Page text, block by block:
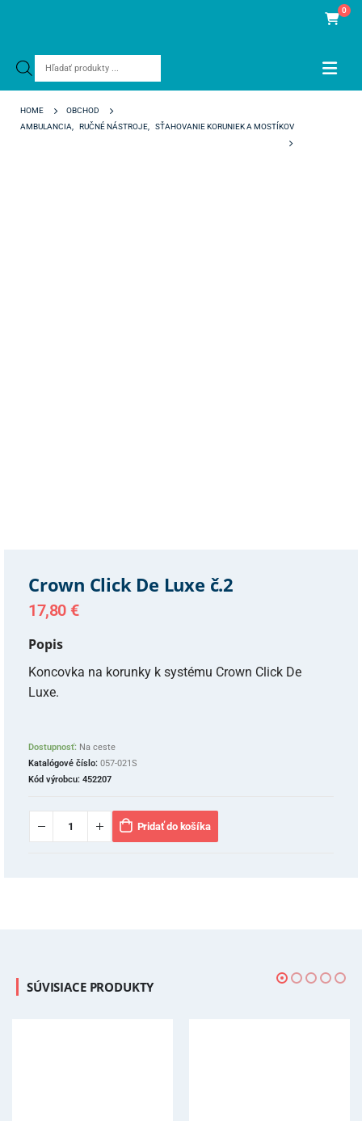
Products
0
HOME
OBCHOD
AMBULANCIA
RUČNÉ NÁSTROJE SŤAHOVANIE KORUNIEK A MOSTÍKOV
Crown Click De Luxe č.2
17,80 €
Popis
Koncovka na korunky k systému Crown Click De
Luxe.
Dostupnosť: Na ceste
Katalógové číslo: 057-021S
Kód výrobcu: 452207
Pridať do košíka
SÚVISIACE PRODUKTY